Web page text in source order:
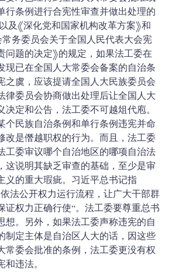
行条例进行合宪性审查并做出处理的
及《深化党和国家机构改革方案》和
常务委员会关于全国人民代表大会宪
问题的决定》的规定，如果法工委在
现已在全国人大常委会备案的自治条
之虞，应该提请全国人大民族委员会
律委员会协商做出处理后让全国人大
定和公告，法工委不可越俎代庖。
个民族自治条例和单行条例违宪并命
改是僭越职权的行为。而且，法工委
工委审议哪个自治地区的哪项自治法
这说明其缺乏审查的基础，至少是审
义的重大瑕疵。习近平总书记指
法公开权力运行流程，让广大干部群
证权力正确行使”。法工委要尊重总书
想。另外，如果法工委声称违宪的自
制定主体是自治区人大的话，因这些
常委会批准的条例，法工委更没有权
违法。